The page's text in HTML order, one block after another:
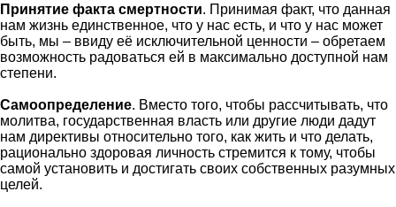
Принятие факта смертности. Принимая факт, что данная
нам жизнь единственное, что у нас есть, и что у нас может
быть, мы – ввиду её исключительной ценности – обретаем
возможность радоваться ей в максимально доступной нам
степени.
Самоопределение. Вместо того, чтобы рассчитывать, что
молитва, государственная власть или другие люди дадут
нам директивы относительно того, как жить и что делать,
рационально здоровая личность стремится к тому, чтобы
самой установить и достигать своих собственных разумных
целей.